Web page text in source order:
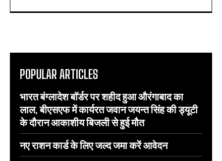
POPULAR ARTICLES
भारत बंग्लादेश बॉर्डर पर शहीद हुआ औरंगाबाद का
लाल, बीएसएफ में कार्यरत जवान जयन्त सिंह की ड्यूटी
के दौरान आकाशीय बिजली से हुई मौत
नए राशन कार्ड के लिए जल्द जमा करें आवेदन